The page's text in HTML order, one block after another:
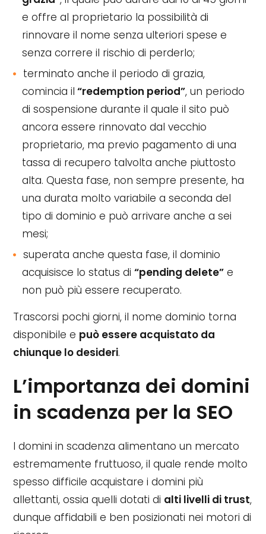
e offre al proprietario la possibilità di
rinnovare il nome senza ulteriori spese e
senza correre il rischio di perderlo;
terminato anche il periodo di grazia,
comincia il “redemption period”, un periodo
di sospensione durante il quale il sito può
ancora essere rinnovato dal vecchio
proprietario, ma previo pagamento di una
tassa di recupero talvolta anche piuttosto
alta. Questa fase, non sempre presente, ha
una durata molto variabile a seconda del
tipo di dominio e può arrivare anche a sei
mesi;
superata anche questa fase, il dominio
acquisisce lo status di“pending delete” e
non può più essere recuperato.
Trascorsi pochi giorni, il nome dominio torna
disponibile e può essere acquistato da
chiunque lo desideri.
L’importanza dei domini
in scadenza per la SEO
I domini in scadenza alimentano un mercato
estremamente fruttuoso, il quale rende molto
spesso difficile acquistare i domini più
allettanti, ossia quelli dotati di alti livelli di trust,
dunque affidabili e ben posizionati nei motori di